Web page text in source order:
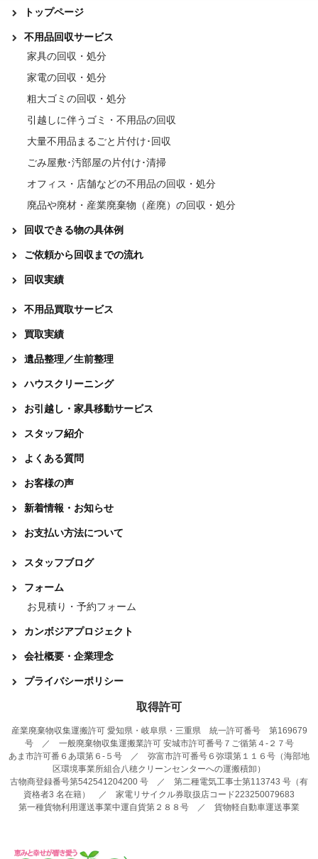
トップページ
不用品回収サービス
家具の回収・処分
家電の回収・処分
粗大ゴミの回収・処分
引越しに伴うゴミ・不用品の回収
大量不用品まるごと片付け･回収
ごみ屋敷･汚部屋の片付け･清掃
オフィス・店舗などの不用品の回収・処分
廃品や廃材・産業廃棄物（産廃）の回収・処分
回収できる物の具体例
ご依頼から回収までの流れ
回収実績
不用品買取サービス
買取実績
遺品整理／生前整理
ハウスクリーニング
お引越し・家具移動サービス
スタッフ紹介
よくある質問
お客様の声
新着情報・お知らせ
お支払い方法について
スタッフブログ
フォーム
お見積り・予約フォーム
カンボジアプロジェクト
会社概要・企業理念
プライバシーポリシー
取得許可
産業廃棄物収集運搬許可 愛知県・岐阜県・三重県 統一許可番号 第169679
号 ／ 一般廃棄物収集運搬業許可 安城市許可番号７ご循第４-２７号
あま市許可番６あ環第６-５号 ／ 弥富市許可番号６弥環第１１６号（海部地
区環境事業所組合八穂クリーンセンターへの運搬積卸）
古物商登録番号第542541204200 号 ／ 第二種電気工事士第113743 号（有
資格者3 名在籍） ／ 家電リサイクル券取扱店コード223250079683
第一種貨物利用運送事業中運自貨第２８８号 ／ 貨物軽自動車運送事業